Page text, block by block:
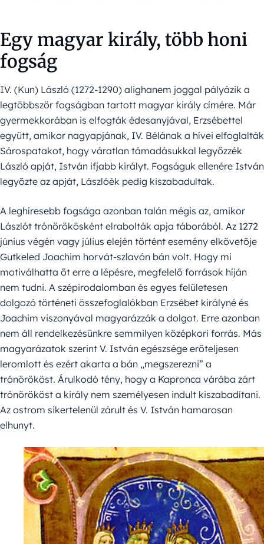
Egy magyar király, több honi
fogság
IV. (Kun) László (1272-1290) alighanem joggal pályázik a
legtöbbször fogságban tartott magyar király címére. Már
gyermekkorában is elfogták édesanyjával, Erzsébettel
együtt, amikor nagyapjának, IV. Bélának a hívei elfoglalták
Sárospatakot, hogy váratlan támadásukkal legyőzzék
László apját, István ifjabb királyt. Fogságuk ellenére István
legyőzte az apját, Lászlóék pedig kiszabadultak.
A leghíresebb fogsága azonban talán mégis az, amikor
Lászlót trónörökösként elrabolták apja táborából. Az 1272
június végén vagy július elején történt esemény elkövetője
Gutkeled Joachim horvát-szlavón bán volt. Hogy mi
motiválhatta őt erre a lépésre, megfelelő források híján
nem tudni. A szépirodalomban és egyes felületesen
dolgozó történeti összefoglalókban Erzsébet királyné és
Joachim viszonyával magyarázzák a dolgot. Erre azonban
nem áll rendelkezésünkre semmilyen középkori forrás. Más
magyarázatok szerint V. István egészsége erőteljesen
leromlott és ezért akarta a bán „megszerezni” a
trónörököst. Árulkodó tény, hogy a Kapronca várába zárt
trónörököst a király nem személyesen indult kiszabadítani.
Az ostrom sikertelenül zárult és V. István hamarosan
elhunyt.